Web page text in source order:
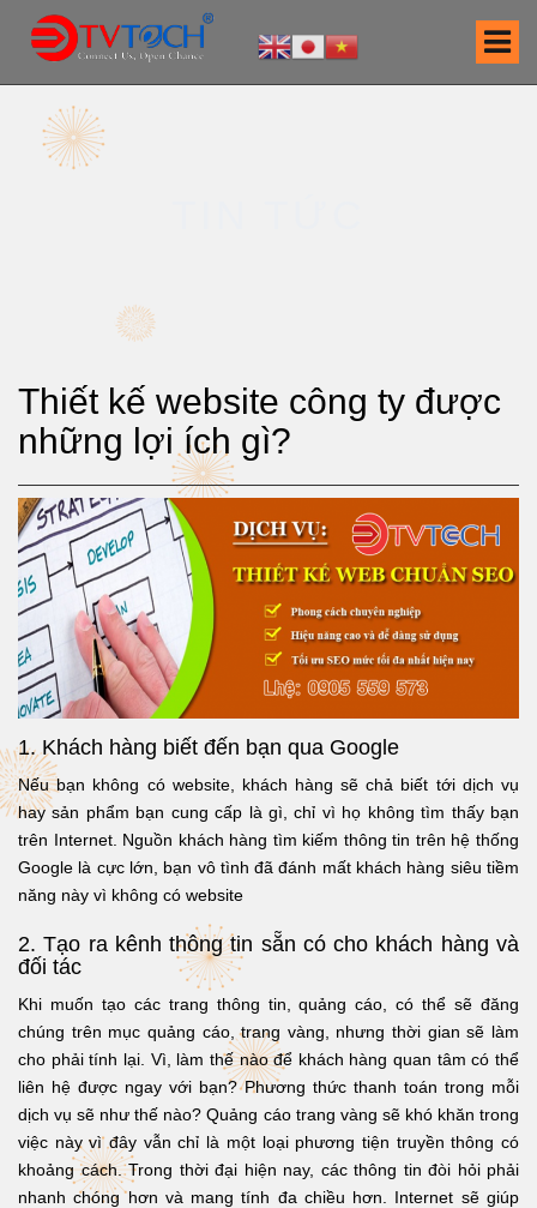
Thiết kế website công ty được
những lợi ích gì?
1. Khách hàng biết đến bạn qua Google
Nếu bạn không có website, khách hàng sẽ chả biết tới dịch vụ
hay sản phẩm bạn cung cấp là gì, chỉ vì họ không tìm thấy bạn
trên Internet. Nguồn khách hàng tìm kiếm thông tin trên hệ thống
Google là cực lớn, bạn vô tình đã đánh mất khách hàng siêu tiềm
năng này vì không có website
2. Tạo ra kênh thông tin sẵn có cho khách hàng và
đối tác
Khi muốn tạo các trang thông tin, quảng cáo, có thể sẽ đăng
chúng trên mục quảng cáo, trang vàng, nhưng thời gian sẽ làm
cho phải tính lại. Vì, làm thế nào để khách hàng quan tâm có thể
liên hệ được ngay với bạn? Phương thức thanh toán trong mỗi
dịch vụ sẽ như thế nào? Quảng cáo trang vàng sẽ khó khăn trong
việc này vì đây vẫn chỉ là một loại phương tiện truyền thông có
khoảng cách. Trong thời đại hiện nay, các thông tin đòi hỏi phải
nhanh chóng hơn và mang tính đa chiều hơn. Internet sẽ giúp